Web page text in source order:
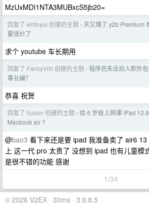
MzUxMDI1NTA3MUBxcS5jb20=
回复了 kiritoyui 创建的主题 › 天又塌了 y2b Premium
要涨价了
求个 youtube 车长期用
回复了 FancyVilli 创建的主题 › 程序员失业后入职外
事业编？
恭喜 祝贺
回复了 huson 创建的主题 › 给 6 岁娃上网课 iPad
Macbook air ?
@bao3 看下来还是要 ipad 我准备卖了 air6
上 这一代 pro 太贵了 没想到 ipad 也有儿童模
是很不错的功能 感谢
1/34
© 2026 V2EX · 30ms · 3.9.8.5